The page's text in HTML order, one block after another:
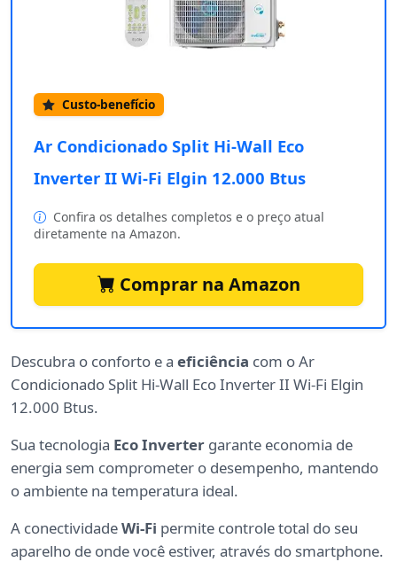
Custo-benefício
Ar Condicionado Split Hi-Wall Eco
Inverter II Wi-Fi Elgin 12.000 Btus
Confira os detalhes completos e o preço atual
diretamente na Amazon.
Comprar na Amazon
Descubra o conforto e a eficiência com o Ar
Condicionado Split Hi-Wall Eco Inverter II Wi-Fi Elgin
12.000 Btus.
Sua tecnologia Eco Inverter garante economia de
energia sem comprometer o desempenho, mantendo
o ambiente na temperatura ideal.
A conectividadeWi-Fi permite controle total do seu
aparelho de onde você estiver, através do smartphone.